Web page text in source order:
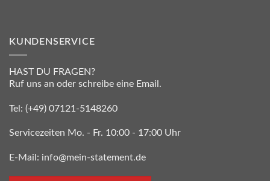
KUNDENSERVICE
HAST DU FRAGEN?
Ruf uns an oder schreibe eine Email.
Tel: (+49) 07121-5148260
Servicezeiten Mo. - Fr. 10:00 - 17:00 Uhr
E-Mail: info@mein-statement.de